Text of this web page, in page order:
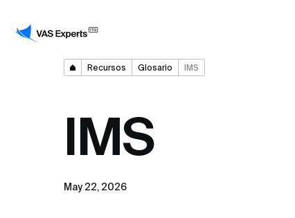
Recursos Glosario IMS
IMS
May 22, 2026